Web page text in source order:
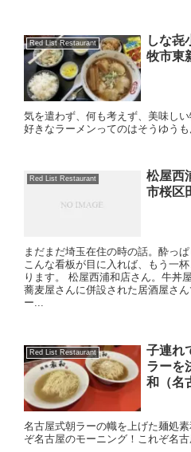
Red List Restaurant
しな㐂
牧市東
気を遣わず、何も考えず、美味し
好きなラーメンってのはそうゆうも
Red List Restaurant
松屋西
市桜区
まだまだ埼玉在住の時の話。酔っ
こんな看板が目に入れば、もう一
ります。 松屋西浦和店さん。牛丼
蕎麦屋さんに併設された居酒屋さ
ー...
Red List Restaurant
子連れ
ラーを
和（名
名古屋式朝ラーの幟を上げた麺処
ぞ名古屋のモーニング！これぞ名古